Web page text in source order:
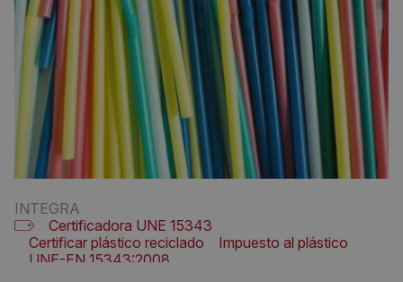
INTEGRA
Certificadora UNE 15343
Certificar plástico reciclado
Impuesto al plástico
UNE-EN 15343:2008